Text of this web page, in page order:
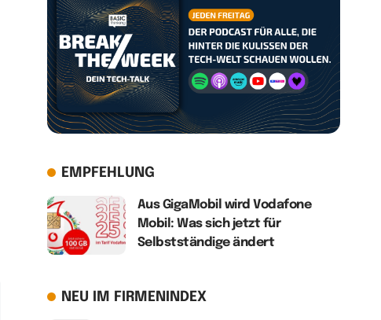
EMPFEHLUNG
Aus GigaMobil wird Vodafone
Mobil: Was sich jetzt für
Selbstständige ändert
NEU IM FIRMENINDEX